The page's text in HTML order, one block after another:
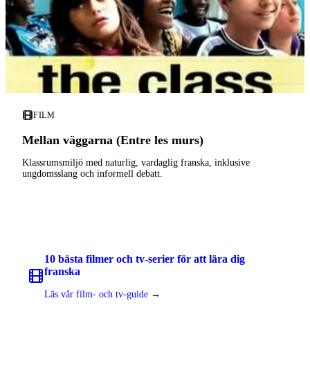
FILM
Mellan väggarna (Entre les murs)
Klassrumsmiljö med naturlig, vardaglig franska, inklusive
ungdomsslang och informell debatt.
10 bästa filmer och tv-serier för att lära dig
franska
Läs vår film- och tv-guide →